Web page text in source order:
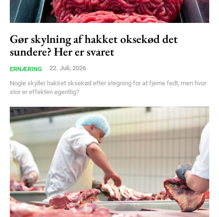
Gør skylning af hakket oksekød det
sundere? Her er svaret
ERNÆRING 22. Juli, 2026
Nogle skyller hakket oksekød efter stegning for at fjerne fedt, men hvor
stor er effekten egentlig?